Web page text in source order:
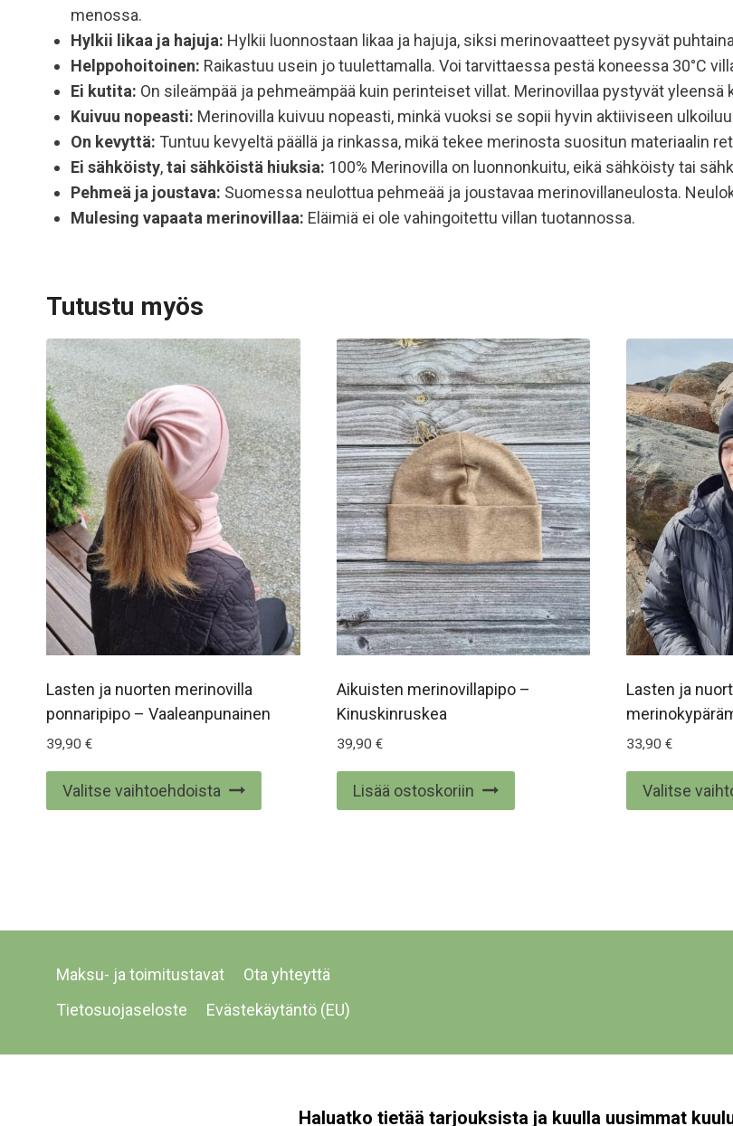
menossa.
Hylkii likaa ja hajuja: Hylkii luonnostaan likaa ja hajuja, siksi merinovaatteet pysyvät
Helppohoitoinen: Raikastuu usein jo tuulettamalla. Voi tarvittaessa pestä koneessa 30°C
Ei kutita: On sileämpää ja pehmeämpää kuin perinteiset villat. Merinovillaa pystyvät
Kuivuu nopeasti: Merinovilla kuivuu nopeasti, minkä vuoksi se sopii hyvin aktiiviseen
On kevyttä: Tuntuu kevyeltä päällä ja rinkassa, mikä tekee merinosta suositun materiaalin
Ei sähköisty,tai sähköistä hiuksia: 100% Merinovilla on luonnonkuitu, eikä sähköisty tai
Pehmeä ja joustava: Suomessa neulottua pehmeää ja joustavaa merinovillaneulosta.
Mulesing vapaata merinovillaa: Eläimiä ei ole vahingoitettu villan tuotannossa.
Tutustu myös
Lasten ja nuorten merinovilla
ponnaripipo – Vaaleanpunainen
39,90 €
Valitse vaihtoehdoista
tuotteella
tehdä
tuotteen
sivulla.
Aikuisten merinovillapipo –
Kinuskinruskea
39,90 €
Lisää ostoskoriin
Lasten ja
33,90 €
Valitse
Maksu- ja toimitustavat
Ota yhteyttä
Tietosuojaseloste
Evästekäytäntö (EU)
Haluatko tietää tarjouksista ja kuulla uusimmat